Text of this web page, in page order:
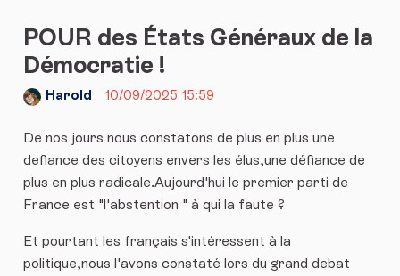
POUR des États Généraux de la
Démocratie !
Harold 10/09/2025 15:59
De nos jours nous constatons de plus en plus une
defiance des citoyens envers les élus,une défiance de
plus en plus radicale.Aujourd'hui le premier parti de
France est "l'abstention " à qui la faute ?
Et pourtant les français s'intéressent à la
politique,nous l'avons constaté lors du grand debat